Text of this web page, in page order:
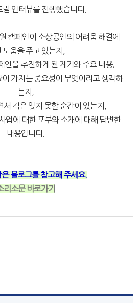
림 인터뷰를 진행했습니다.
캠페인이 소상공인의 어려움 해결에
도움을 주고 있는지,
인을 추진하게 된 계기와 주요 내용,
가지는 중요성이 무엇이라고 생각하
는지,
겪은 잊지 못할 순간이 있는지,
업에 대한 포부와 소개에 대해 답변한
내용입니다.
블로그를 참고해 주세요.
리소문 바로가기